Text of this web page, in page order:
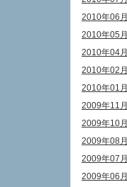
2010年06月
2010年05月
2010年04月
2010年02月
2010年01月
2009年11月
2009年10月
2009年08月
2009年07月
2009年06月